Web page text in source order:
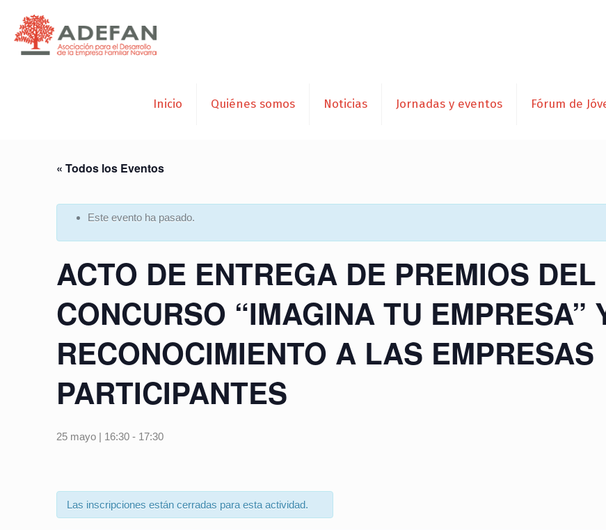
Inicio Quiénes somos Noticias Jornadas y eventos Fórum de
« Todos los Eventos
Este evento ha pasado.
ACTO DE ENTREGA DE PREMIOS DEL
CONCURSO “IMAGINA TU EMPRESA”
RECONOCIMIENTO A LAS EMPRESAS
PARTICIPANTES
25 mayo | 16:30- 17:30
Las inscripciones están cerradas para esta actividad.